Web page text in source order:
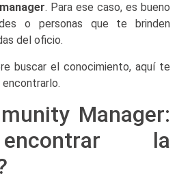
. Para ese caso, es bueno
o personas que te brinden
del oficio.
buscar el conocimiento, aquí te
encontrarlo.
Manager:
la